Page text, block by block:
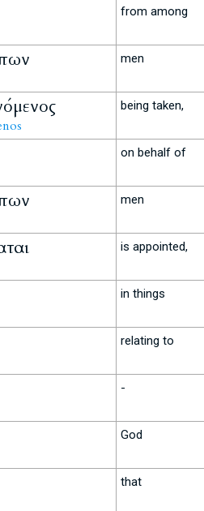
from among
men
being taken,
on behalf of
men
is appointed,
in things
relating to
-
God
that